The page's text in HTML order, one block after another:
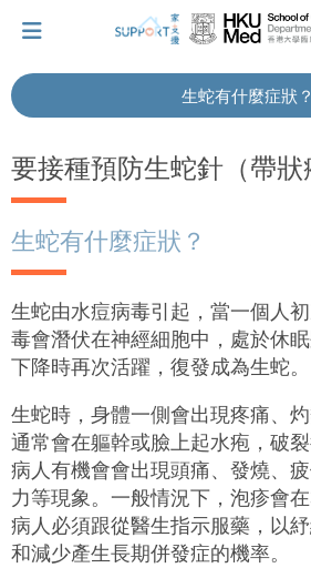
Let's walk together
Cherish every moment; love every
Let's take a break!
Tips and Resources
要接種預防生蛇針（帶狀
生蛇有什麼症狀？
生蛇有什麼症狀？
生蛇由水痘病毒引起，當一個人
毒會潛伏在神經細胞中，處於休
下降時再次活躍，復發成為生蛇。
生蛇時，身體一側會出現疼痛、
通常會在軀幹或臉上起水疱，破
病人有機會會出現頭痛、發燒、
力等現象。一般情況下，泡疹會
病人必須跟從醫生指示服藥，以
和減少產生長期併發症的機率。